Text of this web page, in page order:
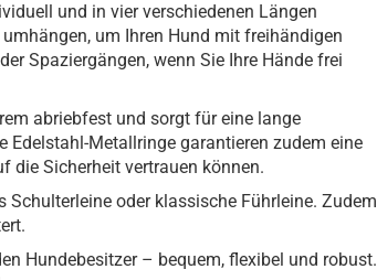
und in vier verschiedenen Längen
um Ihren Hund mit freihändigen
Spaziergängen, wenn Sie Ihre Hände frei
abriebfest und sorgt für eine lange
Edelstahl-Metallringe garantieren zudem eine
die Sicherheit vertrauen können.
oder klassische Führleine. Zudem
Hundebesitzer – bequem, flexibel und robust.